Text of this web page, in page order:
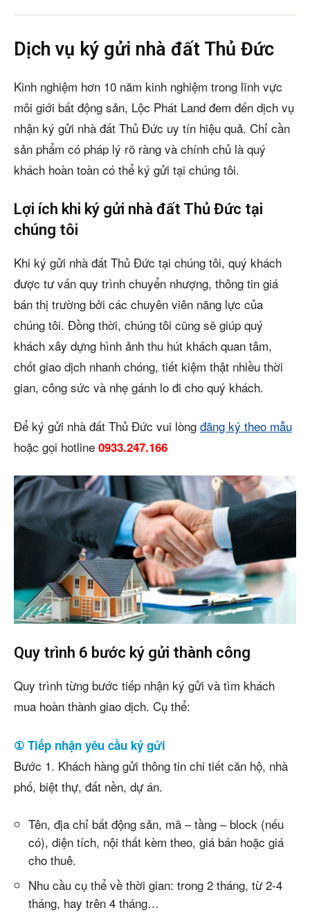
Dịch vụ ký gửi nhà đất Thủ Đức
Kinh nghiệm hơn 10 năm kinh nghiệm trong lĩnh vực
môi giới bất động sản, Lộc Phát Land đem đến dịch vụ
nhận ký gửi nhà đất Thủ Đức uy tín hiệu quả. Chỉ cần
sản phẩm có pháp lý rõ ràng và chính chủ là quý
khách hoàn toàn có thể ký gửi tại chúng tôi.
Lợi ích khi ký gửi nhà đất Thủ Đức tại
chúng tôi
Khi ký gửi nhà đất Thủ Đức tại chúng tôi, quý khách
được tư vấn quy trình chuyển nhượng, thông tin giá
bán thị trường bởi các chuyên viên năng lực của
chúng tôi. Đồng thời, chúng tôi cũng sẽ giúp quý
khách xây dựng hình ảnh thu hút khách quan tâm,
chốt giao dịch nhanh chóng, tiết kiệm thật nhiều thời
gian, công sức và nhẹ gánh lo đi cho quý khách.
Để ký gửi nhà đất Thủ Đức vui lòng đăng ký theo mẫu
hoặc gọi hotline 0933.247.166
Quy trình 6 bước ký gửi thành công
Quy trình từng bước tiếp nhận ký gửi và tìm khách
mua hoàn thành giao dịch. Cụ thể:
① Tiếp nhận yêu cầu ký gửi
Bước 1. Khách hàng gửi thông tin chi tiết căn hộ, nhà
phố, biệt thự, đất nền, dự án.
Tên, địa chỉ bất động sản, mã – tầng – block (nếu
có), diện tích, nội thất kèm theo, giá bán hoặc giá
cho thuê.
Nhu cầu cụ thể về thời gian: trong 2 tháng, từ 2-4
tháng, hay trên 4 tháng…